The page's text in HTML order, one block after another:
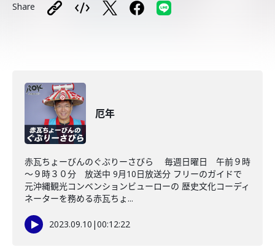
Share
厄年
赤瓦ちょーびんのぐぶりーさびら 毎週日曜日 午前９時
～９時３０分 放送中 9月10日放送分 フリーのガイドで
元沖縄観光コンベンションビューローの 歴史文化コーディ
ネーターを務める赤瓦ちょ...
2023.09.10 |00:12:22